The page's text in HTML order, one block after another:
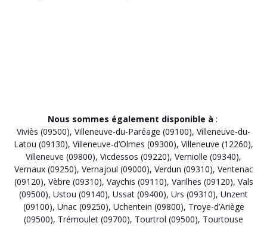
Nous sommes également disponible à :
Viviès (09500), Villeneuve-du-Paréage (09100), Villeneuve-du-
Latou (09130), Villeneuve-d’Olmes (09300), Villeneuve (12260),
Villeneuve (09800), Vicdessos (09220), Verniolle (09340),
Vernaux (09250), Vernajoul (09000), Verdun (09310), Ventenac
(09120), Vèbre (09310), Vaychis (09110), Varilhes (09120), Vals
(09500), Ustou (09140), Ussat (09400), Urs (09310), Unzent
(09100), Unac (09250), Uchentein (09800), Troye-d’Ariège
(09500), Trémoulet (09700), Tourtrol (09500), Tourtouse